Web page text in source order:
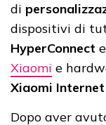
di
dispositivi di
HyperConnect
Xiaomi e
Xiaomi
Dopo aver